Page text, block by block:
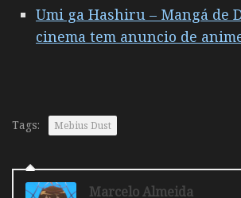
Umi ga Hashiru – Mangá de
cinema tem anuncio de
Tags: Mebius Dust
Marcelo Almeida